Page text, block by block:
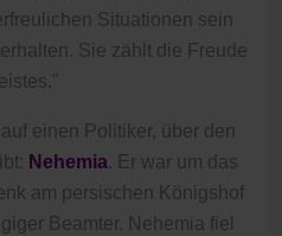
Situationen sein
Sie zählt die Freude
einen Politiker, über den
Nehemia. Er war um das
am persischen Königshof
Beamter. Nehemia fiel